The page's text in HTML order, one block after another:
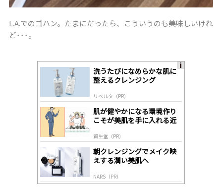
L.A.でのゴハン。たまにだったら、こういうのも美味しいけれ
ど･･･。
洗うたびになめらかな肌に
整えるクレンジング
リベルタ（PR）
肌が健やかになる環境作り
こそが美肌を手に入れる近
資生堂（PR）
朝クレンジングでメイク映
えする潤い美肌へ
NARS（PR）